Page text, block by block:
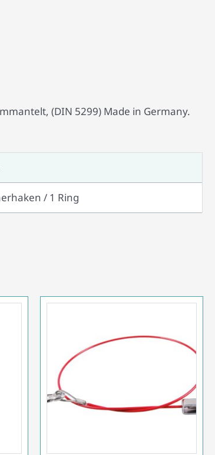
(DIN 5299) Made in Germany.
/ 1 Ring